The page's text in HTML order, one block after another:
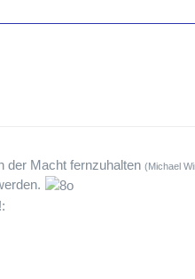
der Macht fernzuhalten (Michael